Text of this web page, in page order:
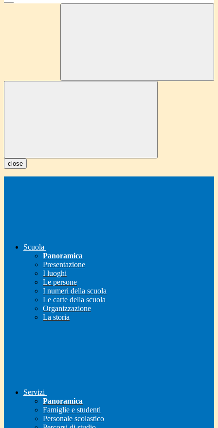
close
Scuola
Panoramica
Presentazione
I luoghi
Le persone
I numeri della scuola
Le carte della scuola
Organizzazione
La storia
Servizi
Panoramica
Famiglie e studenti
Personale scolastico